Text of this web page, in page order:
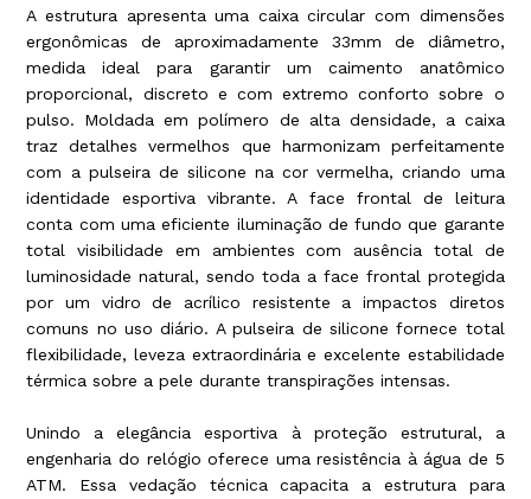
A estrutura apresenta uma caixa circular com dimensões
ergonômicas de aproximadamente 33mm de diâmetro,
medida ideal para garantir um caimento anatômico
proporcional, discreto e com extremo conforto sobre o
pulso. Moldada em polímero de alta densidade, a caixa
traz detalhes vermelhos que harmonizam perfeitamente
com a pulseira de silicone na cor vermelha, criando uma
identidade esportiva vibrante. A face frontal de leitura
conta com uma eficiente iluminação de fundo que garante
total visibilidade em ambientes com ausência total de
luminosidade natural, sendo toda a face frontal protegida
por um vidro de acrílico resistente a impactos diretos
comuns no uso diário. A pulseira de silicone fornece total
flexibilidade, leveza extraordinária e excelente estabilidade
térmica sobre a pele durante transpirações intensas.
Unindo a elegância esportiva à proteção estrutural, a
engenharia do relógio oferece uma resistência à água de 5
ATM. Essa vedação técnica capacita a estrutura para